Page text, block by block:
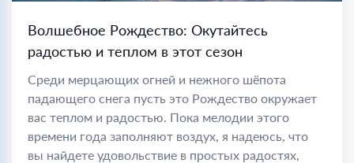
Волшебное Рождество: Окутайтесь
радостью и теплом в этот сезон
Среди мерцающих огней и нежного шёпота
падающего снега пусть это Рождество окружает
вас теплом и радостью. Пока мелодии этого
времени года заполняют воздух, я надеюсь, что
вы найдете удовольствие в простых радостях,